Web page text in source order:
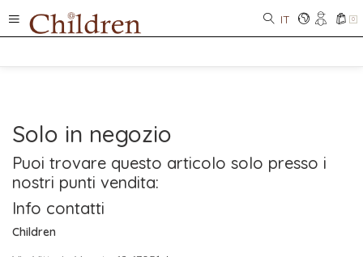
IT 0
Solo in negozio
Puoi trovare questo articolo solo presso i
nostri punti vendita:
Info contatti
Children